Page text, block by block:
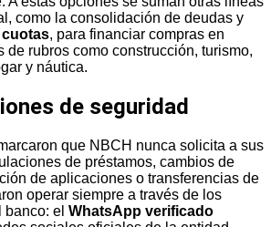
como la consolidación de deudas y
cuotas, para financiar compras en
de rubros como construcción, turismo,
y náutica.
de seguridad
que NBCH nunca solicita a sus
de préstamos, cambios de
de aplicaciones o transferencias de
operar siempre a través de los
el WhatsApp verificado